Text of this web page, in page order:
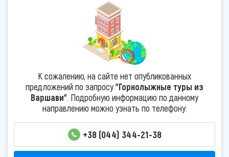
К сожалению, на сайте нет опубликованных
предложений по запросу"Горнолыжные туры из
Варшави". Подробную информацию по данному
направлению можно узнать по телефону:
+38 (044) 344-21-38